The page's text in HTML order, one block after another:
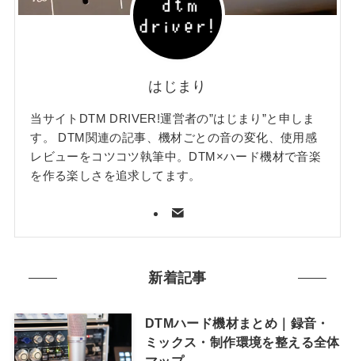
はじまり
当サイトDTM DRIVER!運営者の”はじまり”と申しま
す。 DTM関連の記事、機材ごとの音の変化、使用感
レビューをコツコツ執筆中。DTM×ハード機材で音楽
を作る楽しさを追求してます。
新着記事
DTMハード機材まとめ｜録音・
ミックス・制作環境を整える全体